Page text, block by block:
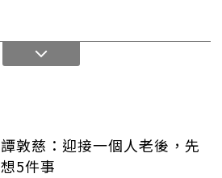
譚敦慈：迎接一個人老後，先
想5件事